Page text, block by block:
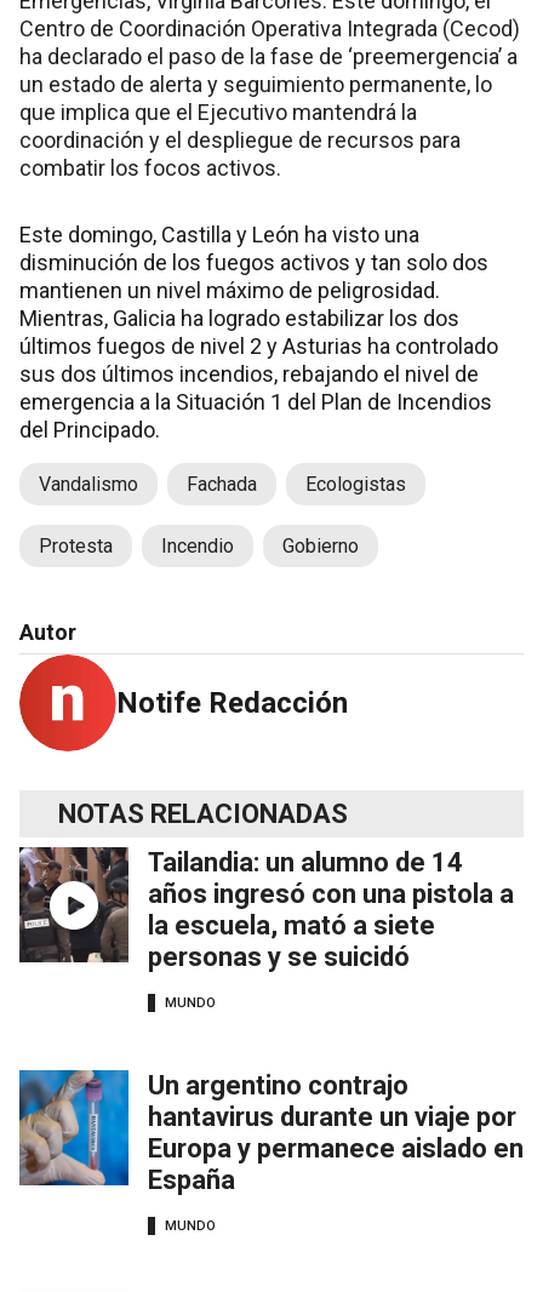
Centro de Coordinación Operativa Integrada (Cecod)
ha declarado el paso de la fase de ‘preemergencia’ a
un estado de alerta y seguimiento permanente, lo
que implica que el Ejecutivo mantendrá la
coordinación y el despliegue de recursos para
combatir los focos activos.
Este domingo, Castilla y León ha visto una
disminución de los fuegos activos y tan solo dos
mantienen un nivel máximo de peligrosidad.
Mientras, Galicia ha logrado estabilizar los dos
últimos fuegos de nivel 2 y Asturias ha controlado
sus dos últimos incendios, rebajando el nivel de
emergencia a la Situación 1 del Plan de Incendios
del Principado.
Vandalismo Fachada Ecologistas
Protesta Incendio Gobierno
Autor
Notife Redacción
NOTAS RELACIONADAS
Tailandia: un alumno de 14
años ingresó con una pistola a
la escuela, mató a siete
personas y se suicidó
MUNDO
Un argentino contrajo
hantavirus durante un viaje por
Europa y permanece aislado en
España
MUNDO